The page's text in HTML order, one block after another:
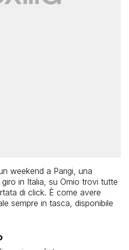
weekend a Parigi, una
in Italia, su Omio trovi tutte
di click. È come avere
sempre in tasca, disponibile